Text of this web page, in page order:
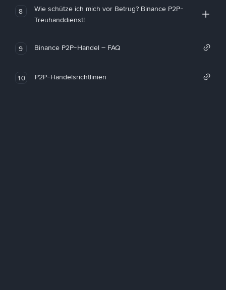
8
Wie schütze ich mich vor Betrug? Binance P2P-
Treuhanddienst!
9 Binance P2P-Handel – FAQ
10 P2P-Handelsrichtlinien